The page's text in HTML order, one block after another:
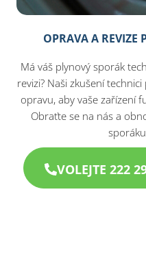
OPRAVA A REVIZE
Má váš plynový sporák
revizi? Naši zkušení
opravu, aby vaše zařízení
Obraťte se na nás a
VOLEJTE 222